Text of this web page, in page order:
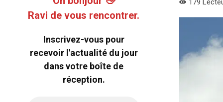
Ravi de vous rencontrer.
Inscrivez-vous pour
recevoir l'actualité du jour
dans votre boîte de
réception.
179